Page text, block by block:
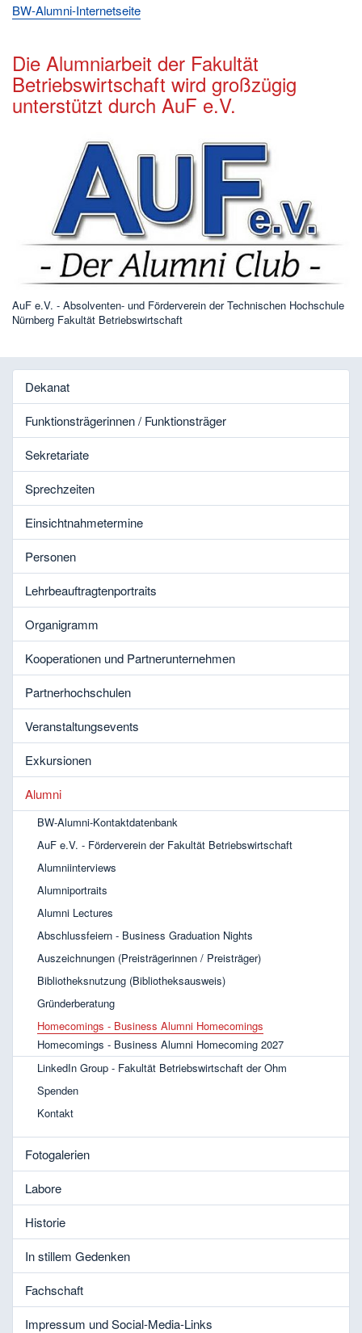
BW-Alumni-Internetseite
Die Alumniarbeit der Fakultät
Betriebswirtschaft wird großzügig
unterstützt durch AuF e.V.
AuF e.V. - Absolventen- und Förderverein der Technischen Hochschule
Nürnberg Fakultät Betriebswirtschaft
Dekanat
Funktionsträgerinnen / Funktionsträger
Sekretariate
Sprechzeiten
Einsichtnahmetermine
Personen
Lehrbeauftragtenportraits
Organigramm
Kooperationen und Partnerunternehmen
Partnerhochschulen
Veranstaltungsevents
Exkursionen
Alumni
BW-Alumni-Kontaktdatenbank
AuF e.V. - Förderverein der Fakultät Betriebswirtschaft
Alumniinterviews
Alumniportraits
Alumni Lectures
Abschlussfeiern - Business Graduation Nights
Auszeichnungen (Preisträgerinnen / Preisträger)
Bibliotheksnutzung (Bibliotheksausweis)
Gründerberatung
Homecomings - Business Alumni Homecomings
Homecomings - Business Alumni Homecoming 2027
LinkedIn Group - Fakultät Betriebswirtschaft der Ohm
Spenden
Kontakt
Fotogalerien
Labore
Historie
In stillem Gedenken
Fachschaft
Impressum und Social-Media-Links